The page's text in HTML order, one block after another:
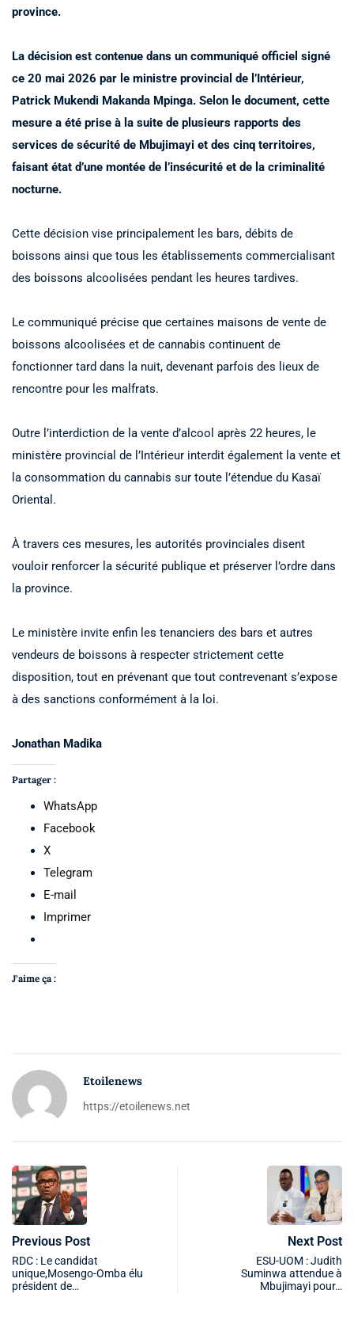
province.
La décision est contenue dans un communiqué officiel signé
ce 20 mai 2026 par le ministre provincial de l’Intérieur,
Patrick Mukendi Makanda Mpinga. Selon le document, cette
mesure a été prise à la suite de plusieurs rapports des
services de sécurité de Mbujimayi et des cinq territoires,
faisant état d’une montée de l’insécurité et de la criminalité
nocturne.
Cette décision vise principalement les bars, débits de
boissons ainsi que tous les établissements commercialisant
des boissons alcoolisées pendant les heures tardives.
Le communiqué précise que certaines maisons de vente de
boissons alcoolisées et de cannabis continuent de
fonctionner tard dans la nuit, devenant parfois des lieux de
rencontre pour les malfrats.
Outre l’interdiction de la vente d’alcool après 22 heures, le
ministère provincial de l’Intérieur interdit également la vente et
la consommation du cannabis sur toute l’étendue du Kasaï
Oriental.
À travers ces mesures, les autorités provinciales disent
vouloir renforcer la sécurité publique et préserver l’ordre dans
la province.
Le ministère invite enfin les tenanciers des bars et autres
vendeurs de boissons à respecter strictement cette
disposition, tout en prévenant que tout contrevenant s’expose
à des sanctions conformément à la loi.
Jonathan Madika
Partager :
WhatsApp
Facebook
X
Telegram
E-mail
Imprimer
J’aime ça :
Etoilenews
https://etoilenews.net
Previous Post
RDC : Le candidat
unique,Mosengo-Omba élu
président de…
Next Post
ESU-UOM : Judith
Suminwa attendue à
Mbujimayi pour…